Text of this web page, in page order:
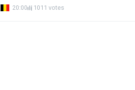
20:00 1011 votes